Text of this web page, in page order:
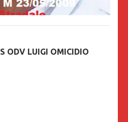
ODV LUIGI OMICIDIO